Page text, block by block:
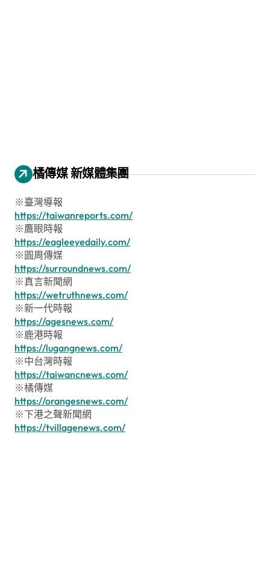
橘傳媒 新媒體集團
※臺灣導報
https://taiwanreports.com/
※鷹眼時報
https://eagleeyedaily.com/
※圓周傳媒
https://surroundnews.com/
※真言新聞網
https://wetruthnews.com/
※新一代時報
https://agesnews.com/
※鹿港時報
https://lugangnews.com/
※中台灣時報
https://taiwancnews.com/
※橘傳媒
https://orangesnews.com/
※下港之聲新聞網
https://tvillagenews.com/